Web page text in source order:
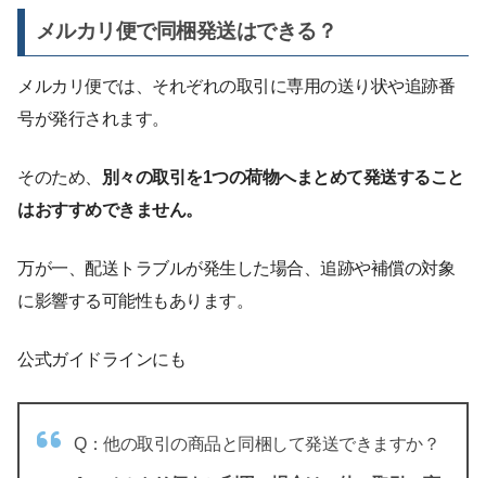
メルカリ便で同梱発送はできる？
メルカリ便では、それぞれの取引に専用の送り状や追跡番
号が発行されます。
そのため、
別々の取引を1つの荷物へまとめて発送すること
はおすすめできません。
万が一、配送トラブルが発生した場合、追跡や補償の対象
に影響する可能性もあります。
公式ガイドラインにも
Q：他の取引の商品と同梱して発送できますか？